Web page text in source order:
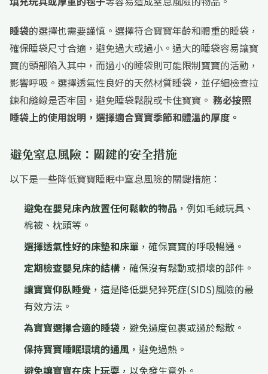
睡袋的選擇也需要謹慎。選擇符合寶寶年齡和體重的睡袋，
確保睡袋尺寸合適，避免過大或過小。過大的睡袋容易讓寶
寶的頭部陷入其中，而過小的睡袋則可能限制寶寶的活動，
影響呼吸。選擇透氣性良好的天然材質睡袋，並仔細檢查拉
鍊和縫線是否牢固，避免睡袋鬆脫或卡住寶寶。 務必按照
睡袋上的使用說明，選擇適合寶寶季節和體溫的厚度。
避免窒息風險：關鍵的安全措施
以下是一些降低寶寶睡眠中窒息風險的關鍵措施：
避免在嬰兒床內放置任何鬆軟的物品 ，例如毛絨玩具、
棉被、枕頭等。
選擇透氣性好的床墊和床單 ，確保寶寶的呼吸暢通。
定期檢查嬰兒床的結構 ，確保沒有鬆動或損壞的部件。
讓寶寶仰臥睡覺 ，這是降低嬰兒猝死症(SIDS)風險的最
有效方法。
為寶寶選擇合適的睡袋 ，避免過度包裹或過於鬆散。
保持寶寶睡眠環境的通風 ，避免過熱。
避免讓寶寶在床上玩耍 ，以免發生意外。